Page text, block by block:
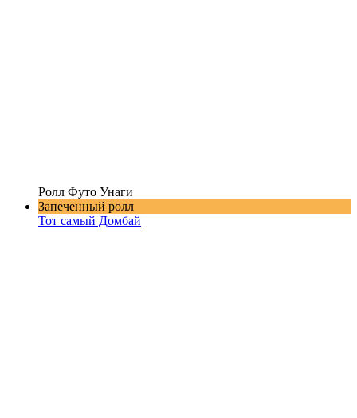
Ролл Футо Унаги
Запеченный ролл
Тот самый Домбай